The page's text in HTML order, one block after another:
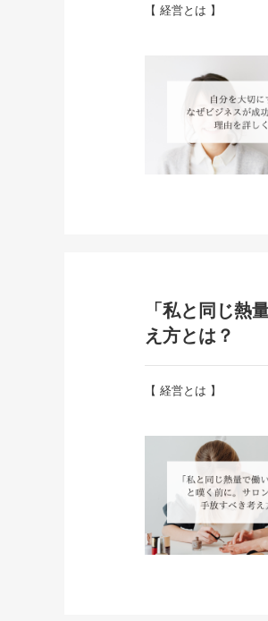
【 経営とは 】
「私と同じ熱
え方とは？
【 経営とは 】